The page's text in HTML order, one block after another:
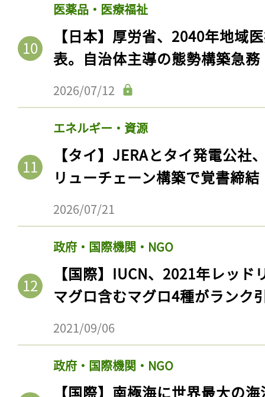
医薬品・医療福祉
【日本】厚労省、2040年地域
表。自治体主導の態勢構築急務
2026/07/12
エネルギー・資源
【タイ】JERAとタイ発電公社
リューチェーン構築で覚書締結
2026/07/21
政府・国際機関・NGO
【国際】IUCN、2021年レッ
マグロ含むマグロ4種がランク
2021/09/06
政府・国際機関・NGO
【国際】南極海に世界最大の